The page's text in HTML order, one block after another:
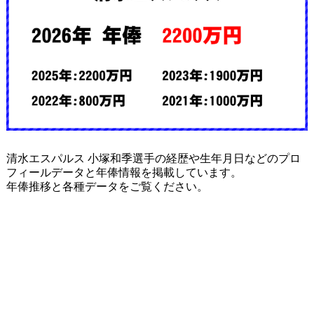
清水エスパルス 小塚和季選手の経歴や生年月日などのプロ
フィールデータと年俸情報を掲載しています。
年俸推移と各種データをご覧ください。